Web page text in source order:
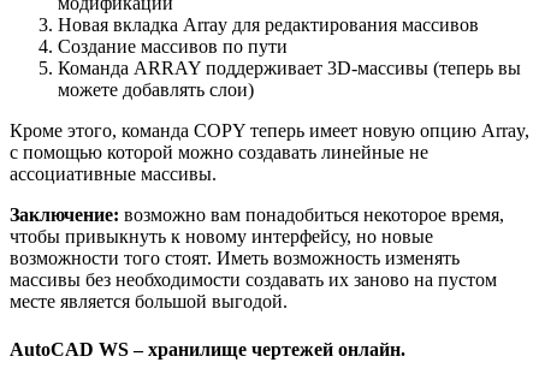
Новая вкладка Array для редактирования массивов
Создание массивов по пути
Команда ARRAY поддерживает 3D-массивы (теперь вы
можете добавлять слои)
Кроме этого, команда COPY теперь имеет новую опцию Array,
с помощью которой можно создавать линейные не
ассоциативные массивы.
Заключение: возможно вам понадобиться некоторое время,
чтобы привыкнуть к новому интерфейсу, но новые
возможности того стоят. Иметь возможность изменять
массивы без необходимости создавать их заново на пустом
месте является большой выгодой.
AutoCAD WS – хранилище чертежей онлайн.